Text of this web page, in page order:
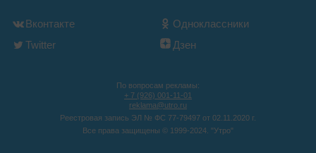
Вконтакте
Одноклассники
Twitter
Дзен
По вопросам рекламы:
+ 7 (926) 001-11-01
reklama@utro.ru
Реестровая запись ЭЛ № ФС 77-79497 от 02.11.2020 г.
Все права защищены © 1999-2024. "Утро"